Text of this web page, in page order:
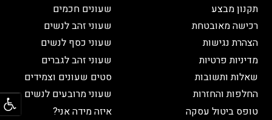
תקנון מבצע
רכישה מאובטחת
הצהרת נגישות
מדיניות פרטיות
שאלות ותשובות
החלפות והחזרות
טופס ביטול עסקה
שעונים חכמים
שעוני זהב לנשים
שעוני כסף לנשים
שעוני זהב לגברים
סטים שעונים וצמידים
שעוני מרובעים לנשים
איזה מידה אני?